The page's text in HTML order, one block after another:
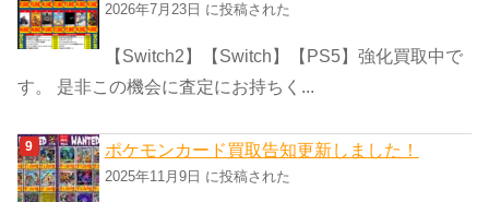
2026年7月23日 に投稿された
【Switch2】【Switch】【PS5】強化買取中で
す。 是非この機会に査定にお持ちく...
ポケモンカード買取告知更新しました！
2025年11月9日 に投稿された